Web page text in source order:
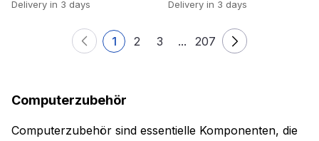
Delivery in 3 days Delivery in 3 days
1 2 3 ... 207
Computerzubehör
Computerzubehör sind essentielle Komponenten, die